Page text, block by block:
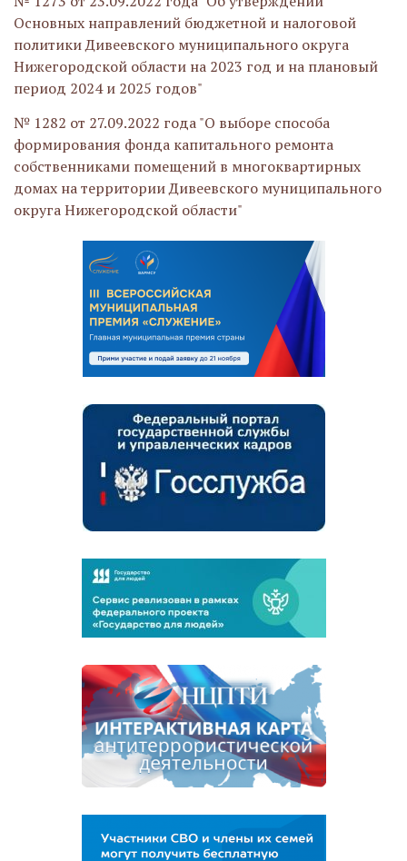
Основных направлений бюджетной и налоговой
политики Дивеевского муниципального округа
Нижегородской области на 2023 год и на плановый
период 2024 и 2025 годов"
№ 1282 от 27.09.2022 года "О выборе способа
формирования фонда капитального ремонта
собственниками помещений в многоквартирных
домах на территории Дивеевского муниципального
округа Нижегородской области"